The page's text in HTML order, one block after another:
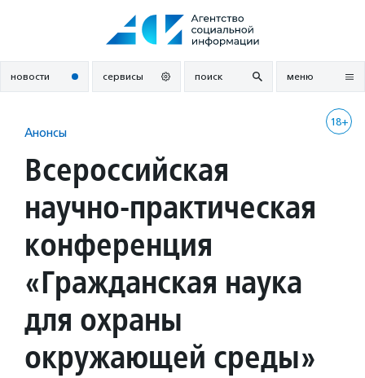
новости сервисы поиск меню
18+
Анонсы
Всероссийская
научно-практическая
конференция
«Гражданская наука
для охраны
окружающей среды»